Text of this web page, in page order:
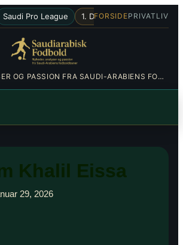
Saudi Pro League 1. Division Al-Hilal•Al-
FORSIDEPRIVATLIV
NYHEDER, ANALYSER OG PASSION FRA SAUDI-ARABIENS FODBOLDBANER
Khalil Eissa
29, 2026